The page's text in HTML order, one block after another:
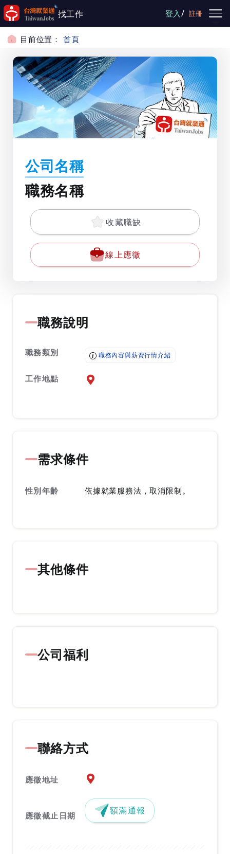
跳到主要內容
找工作 登入/ 註冊
目前位置： 首頁
公司名稱
職務名稱
收藏職缺
線上應徵
職務說明
職務類別 職務內容與薪資行情介紹
工作地點 前往查看地圖
需求條件
性別年齡 依據就業服務法，取消限制。
其他條件
公司福利
聯絡方式
應徵地址 應徵地址地圖『另開新視窗』
應徵截止日期 額滿通報